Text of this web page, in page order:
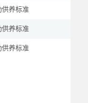
供养标准
供养标准
供养标准